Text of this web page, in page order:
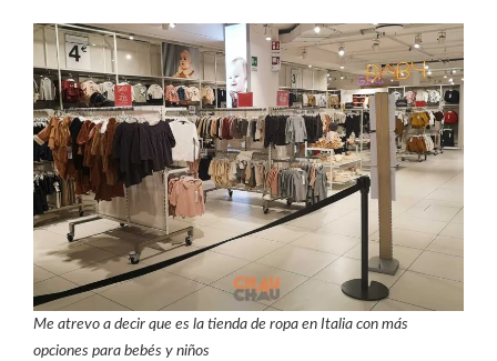
Me atrevo a decir que es la tienda de ropa en Italia con más
opciones para bebés y niños